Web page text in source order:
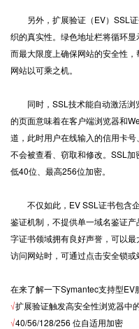
另外，扩展验证（EV）SSL证
织的真实性。绿色地址栏将循环
而最大限度上确保网站的安全性
网站以可乘之机。
同时，SSL技术能自动激活浏览
的页面意味着在客户端浏览器和
道，此时用户在线输入的信用卡
不会被查看、窃取和修改。SSL
低40位、最高256位加密。
不仅如此，EV SSL证书包含企
鉴证机制，不提供单一域名鉴证
字证书领域拥有良好声誉，可以
访问网站时，可通过点击安全锁或
在来了解一下Symantec支持型EV
√扩展验证触发高安全性浏览器中
√40/56/128/256 位自适用加密